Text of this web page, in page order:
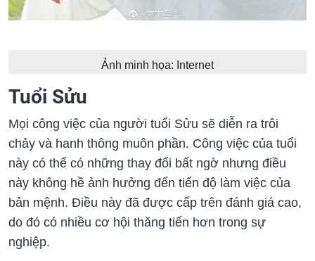
Ảnh minh họa: Internet
Tuổi Sửu
Mọi công việc của người tuổi Sửu sẽ diễn ra trôi
chảy và hanh thông muôn phần. Công việc của tuổi
này có thể có những thay đổi bất ngờ nhưng điều
này không hề ảnh hưởng đến tiến độ làm việc của
bản mệnh. Điều này đã được cấp trên đánh giá cao,
do đó có nhiều cơ hội thăng tiến hơn trong sự
nghiệp.